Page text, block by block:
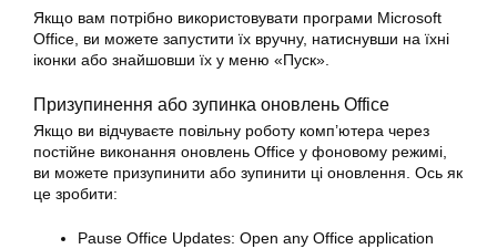
Якщо вам потрібно використовувати програми Microsoft
Office, ви можете запустити їх вручну, натиснувши на їхні
іконки або знайшовши їх у меню «Пуск».
Призупинення або зупинка оновлень Office
Якщо ви відчуваєте повільну роботу комп’ютера через
постійне виконання оновлень Office у фоновому режимі,
ви можете призупинити або зупинити ці оновлення. Ось як
це зробити:
Pause Office Updates: Open any Office application